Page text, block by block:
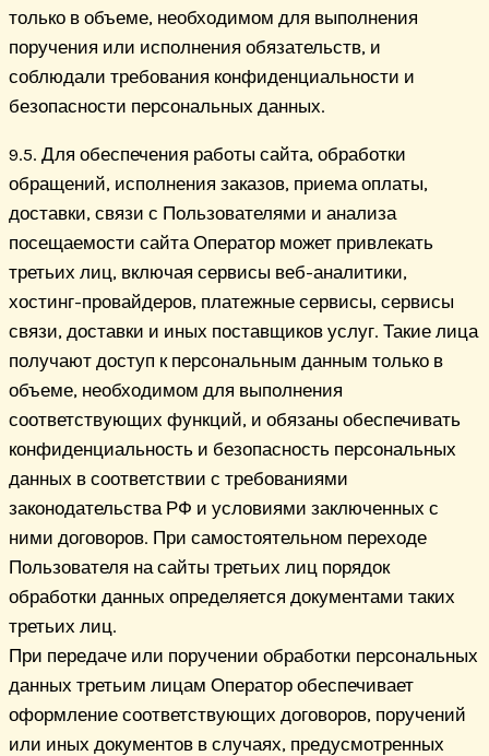
только в объеме, необходимом для выполнения
поручения или исполнения обязательств, и
соблюдали требования конфиденциальности и
безопасности персональных данных.
9.5. Для обеспечения работы сайта, обработки
обращений, исполнения заказов, приема оплаты,
доставки, связи с Пользователями и анализа
посещаемости сайта Оператор может привлекать
третьих лиц, включая сервисы веб-аналитики,
хостинг-провайдеров, платежные сервисы, сервисы
связи, доставки и иных поставщиков услуг. Такие лица
получают доступ к персональным данным только в
объеме, необходимом для выполнения
соответствующих функций, и обязаны обеспечивать
конфиденциальность и безопасность персональных
данных в соответствии с требованиями
законодательства РФ и условиями заключенных с
ними договоров. При самостоятельном переходе
Пользователя на сайты третьих лиц порядок
обработки данных определяется документами таких
третьих лиц.
При передаче или поручении обработки персональных
данных третьим лицам Оператор обеспечивает
оформление соответствующих договоров, поручений
или иных документов в случаях, предусмотренных